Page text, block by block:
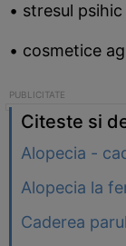
• stresul
• cosmetice
Citeste si
Alopecia -
Alopecia la
Caderea